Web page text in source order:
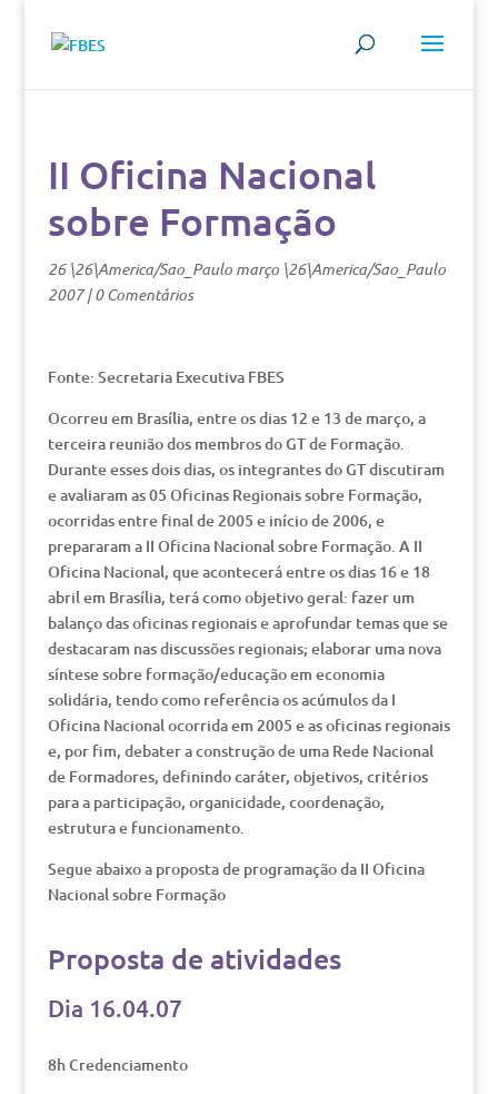
II Oficina Nacional
sobre Formação
26 \26\America/Sao_Paulo março \26\America/Sao_Paulo
2007|0 Comentários
Fonte: Secretaria Executiva FBES
Ocorreu em Brasília, entre os dias 12 e 13 de março, a
terceira reunião dos membros do GT de Formação.
Durante esses dois dias, os integrantes do GT discutiram
e avaliaram as 05 Oficinas Regionais sobre Formação,
ocorridas entre final de 2005 e início de 2006, e
prepararam a II Oficina Nacional sobre Formação. A II
Oficina Nacional, que acontecerá entre os dias 16 e 18
abril em Brasília, terá como objetivo geral: fazer um
balanço das oficinas regionais e aprofundar temas que se
destacaram nas discussões regionais; elaborar uma nova
síntese sobre formação/educação em economia
solidária, tendo como referência os acúmulos da I
Oficina Nacional ocorrida em 2005 e as oficinas regionais
e, por fim, debater a construção de uma Rede Nacional
de Formadores, definindo caráter, objetivos, critérios
para a participação, organicidade, coordenação,
estrutura e funcionamento.
Segue abaixo a proposta de programação da II Oficina
Nacional sobre Formação
Proposta de atividades
Dia 16.04.07
8h Credenciamento